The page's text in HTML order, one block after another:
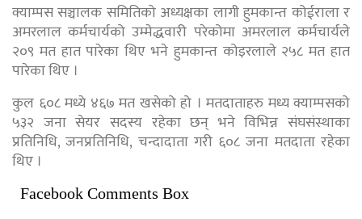
क्याम्पस सञ्चालक समितिको अध्यक्षका लागी हुमकान्त कोईराला र
अमरलाल कर्मचार्यको उम्मेद्धवारी परेकोमा अमरलाल कर्मचार्यले
२०९ मत हात पारेका थिए भने हुमकान्त कोइरलाले २५८ मत हात
पारेका थिए ।
कुल ६०८ मध्ये ४६७ मत खसेको हो । मतदाताहरु मध्य क्याम्पसको
५३२ जना सेयर सदस्य रहेका छन् भने विभिन्न संघसंस्थाका
प्रतिनिधि, जनप्रतिनिधि, चन्दादाता गरी ६०८ जना मतदाता रहेका
थिए ।
Facebook Comments Box